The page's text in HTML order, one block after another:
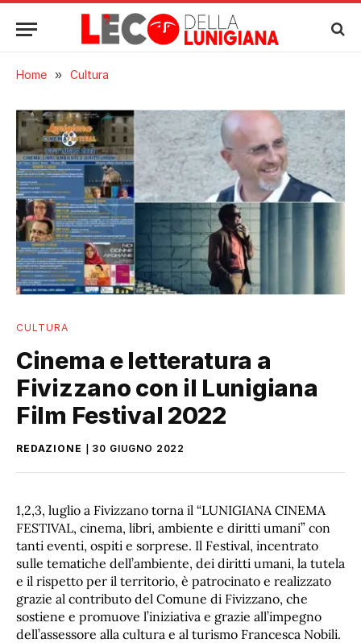
Home » Cultura
CULTURA
Cinema e letteratura a
Fivizzano con il Lunigiana
Film Festival 2022
REDAZIONE 30 GIUGNO 2022
1,2,3, luglio a Fivizzano torna il “LUNIGIANA CINEMA
FESTIVAL, cinema, libri, ambiente e diritti umani” con
tanti even­ti, ospiti e sorpres­e. Il Festival, incentrato
sulle tematiche dell’ambiente, dei diritti umani, la tutela
e il rispetto per il territorio, è patrocinato e realizzato
grazie al contributo del Comune di Fivizzano, che
sostiene e promuove l’iniziativa e grazie all’impegno
dell’assessore alla cultura e al turismo Francesca Nobili.